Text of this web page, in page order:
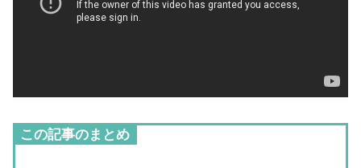
この記事のまとめ